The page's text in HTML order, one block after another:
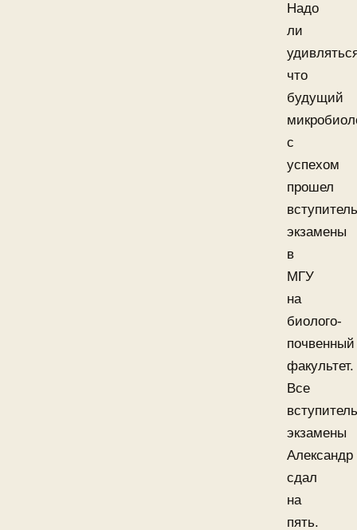
Надо
ли
что
будущий
с
успехом
прошел
экзамены
в
МГУ
на
биолого-
почвенный
факультет.
Все
экзамены
Александр
сдал
на
пять.